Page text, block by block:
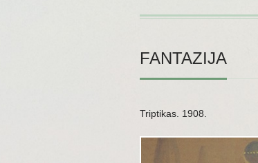
FANTAZIJA
Triptikas. 1908.